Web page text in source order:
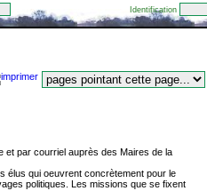
Identification
et par courriel auprès des Maires de la
élus qui oeuvrent concrètement pour le
politiques. Les missions que se fixent